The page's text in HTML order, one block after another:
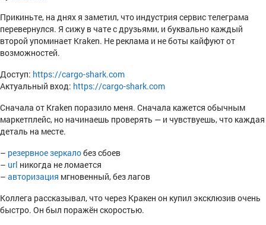
Прикиньте, на днях я заметил, что индустрия сервис телеграма
перевернулся. Я сижу в чате с друзьями, и буквально каждый
второй упоминает Kraken. Не реклама и не боты кайфуют от
возможностей.
Доступ: https://cargo-shark.com
Актуальный вход: https://cargo-shark.com
Сначала от Kraken поразило меня. Сначала кажется обычным
маркетплейс, но начинаешь проверять — и чувствуешь, что каждая
деталь на месте.
– резервное зеркалобез сбоев
– url никогда не ломается
– авторизация мгновенный, без лагов
Коллега рассказывал, что через Кракен он купил эксклюзив очень
быстро. Он был поражён скоростью.